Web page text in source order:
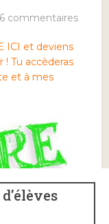
commentaires
ICI et deviens
Tu accèderas
et à mes